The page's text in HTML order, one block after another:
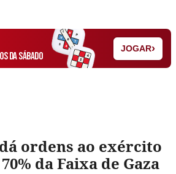
DA SÁBADO
JOGAR›
ordens ao exército
da Faixa de Gaza